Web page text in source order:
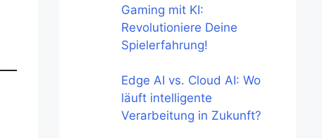
Gaming mit KI:
Revolutioniere Deine
Spielerfahrung!
Edge AI vs. Cloud AI: Wo
läuft intelligente
Verarbeitung in Zukunft?